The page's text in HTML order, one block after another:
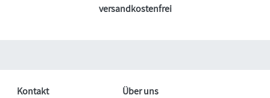
versandkostenfrei
Kontakt
Über uns